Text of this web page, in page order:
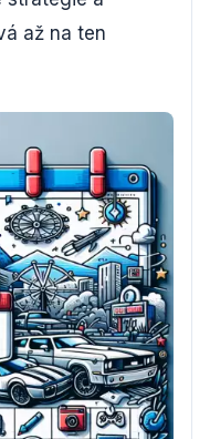
až na ten